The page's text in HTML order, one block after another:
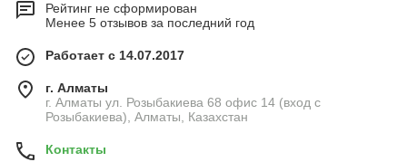
Рейтинг не сформирован
Менее 5 отзывов за последний год
Работает с 14.07.2017
г. Алматы
г. Алматы ул. Розыбакиева 68 офис 14 (вход с
Розыбакиева), Алматы, Казахстан
Контакты